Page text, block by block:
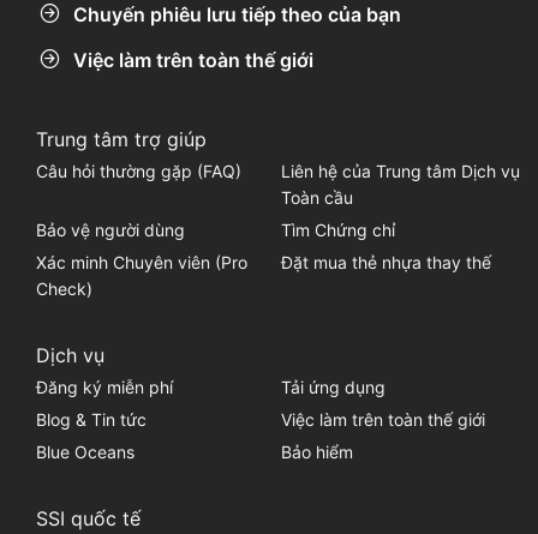
Chuyến phiêu lưu tiếp theo của bạn
Việc làm trên toàn thế giới
Trung tâm trợ giúp
Câu hỏi thường gặp (FAQ)
Liên hệ của Trung tâm Dịch vụ
Toàn cầu
Bảo vệ người dùng
Tìm Chứng chỉ
Xác minh Chuyên viên (Pro
Check)
Đặt mua thẻ nhựa thay thế
Dịch vụ
Đăng ký miễn phí
Tải ứng dụng
Blog & Tin tức
Việc làm trên toàn thế giới
Blue Oceans
Bảo hiểm
SSI quốc tế